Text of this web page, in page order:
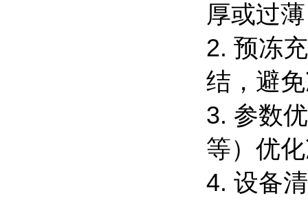
厚或过
2. 预冻
结，避
3. 参数
等）优
4. 设备